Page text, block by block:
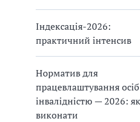
Індексація-2026:
практичний інтенсив
Норматив для
працевлаштування
інвалідністю — 2026: як
виконати